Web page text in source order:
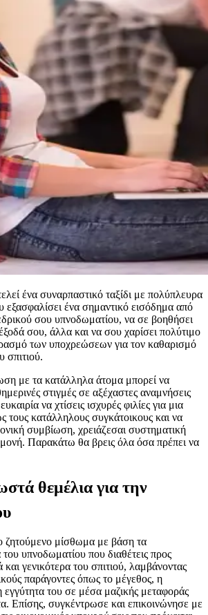
ένα συναρπαστικό ταξίδι με πολύπλευρα
ένα σημαντικό εισόδημα από
σου υπνοδωματίου, να σε βοηθήσει
σου, άλλα και να σου χαρίσει πολύτιμο
των υποχρεώσεων για τον καθαρισμό
σπιτιού.
με τα κατάλληλα άτομα μπορεί να
στιγμές σε αξέχαστες αναμνήσεις
να χτίσεις ισχυρές φιλίες για μια
τους κατάλληλους συγκάτοικους και να
συμβίωση, χρειάζεσαι συστηματική
Παρακάτω θα βρεις όλα όσα πρέπει να
θεμέλια για την
ζητούμενο μίσθωμα με βάση τα
του υπνοδωματίου που διαθέτεις προς
και γενικότερα του σπιτιού, λαμβάνοντας
παράγοντες όπως το μέγεθος, η
εγγύτητα του σε μέσα μαζικής μεταφοράς
Επίσης, συγκέντρωσε και επικοινώνησε με